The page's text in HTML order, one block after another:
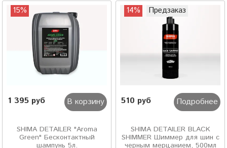
15%
1 395 руб В корзину
SHIMA DETAILER "Aroma
Green" Бесконтактный
шампунь 5л.
14% Предзаказ
510 руб Подробнее
SHIMA DETAILER BLACK
SHIMMER Шиммер для шин с
черным мерцанием, 500мл